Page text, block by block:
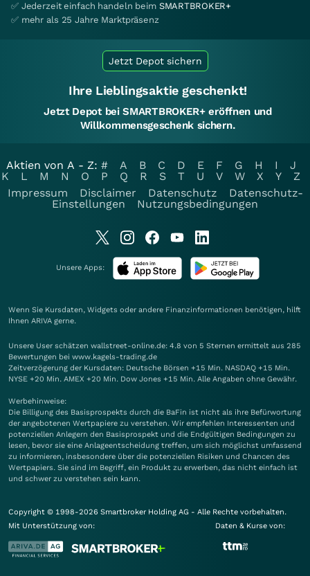
✅ Jederzeit einfach handeln beim SMARTBROKER+
✅ mehr als 25 Jahre Marktpräsenz
Jetzt Depot sichern
Ihre Lieblingsaktie geschenkt!
Jetzt Depot bei SMARTBROKER+ eröffnen und
Willkommensgeschenk sichern.
Aktien von A - Z: # A B C D E F G H I
J
K
L M N O P Q R S T U V W X Y
Z
Impressum
Disclaimer Datenschutz
Datenschutz-
Einstellungen
Nutzungsbedingungen
Unsere Apps:
Wenn Sie Kursdaten, Widgets oder andere Finanzinformationen benötigen, hilft
Ihnen ARIVA gerne.
Unsere User schätzen wallstreet-online.de: 4.8 von 5 Sternen ermittelt aus 285
Bewertungen bei www.kagels-trading.de
Zeitverzögerung der Kursdaten: Deutsche Börsen +15 Min. NASDAQ +15 Min.
NYSE +20 Min. AMEX +20 Min. Dow Jones +15 Min. Alle Angaben ohne Gewähr.
Werbehinweise:
Die Billigung des Basisprospekts durch die BaFin ist nicht als ihre Befürwortung
der angebotenen Wertpapiere zu verstehen. Wir empfehlen Interessenten und
potenziellen Anlegern den Basisprospekt und die Endgültigen Bedingungen zu
lesen, bevor sie eine Anlageentscheidung treffen, um sich möglichst umfassend
zu informieren, insbesondere über die potenziellen Risiken und Chancen des
Wertpapiers. Sie sind im Begriff, ein Produkt zu erwerben, das nicht einfach ist
und schwer zu verstehen sein kann.
Copyright © 1998-2026 Smartbroker Holding AG - Alle Rechte vorbehalten.
Mit Unterstützung von:
Daten & Kurse von: